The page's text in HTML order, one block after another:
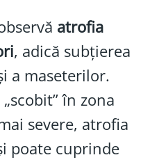
atrofia
, adică subțierea
a maseterilor.
în zona
severe, atrofia
poate cuprinde